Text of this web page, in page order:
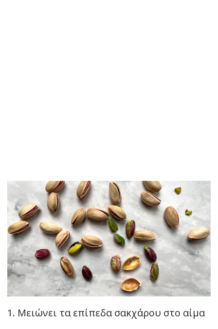
1. Μειώνει τα επίπεδα σακχάρου στο αίμα